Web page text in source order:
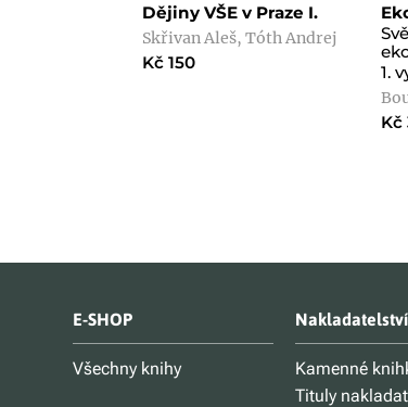
Dějiny VŠE v Praze I.
Skřivan Aleš, Tóth Andrej
Kč 150
1.
Kč
E-SHOP
Všechny knihy
Nakladatelství
Kamenné
Tituly